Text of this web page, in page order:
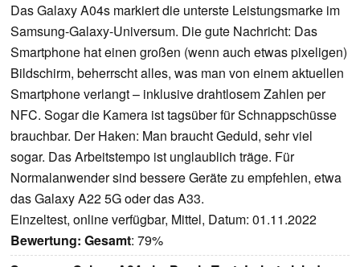
Das Galaxy A04s markiert die unterste Leistungsmarke im
Samsung-Galaxy-Universum. Die gute Nachricht: Das
Smartphone hat einen großen (wenn auch etwas pixeligen)
Bildschirm, beherrscht alles, was man von einem aktuellen
Smartphone verlangt – inklusive drahtlosem Zahlen per
NFC. Sogar die Kamera ist tagsüber für Schnappschüsse
brauchbar. Der Haken: Man braucht Geduld, sehr viel
sogar. Das Arbeitstempo ist unglaublich träge. Für
Normalanwender sind bessere Geräte zu empfehlen, etwa
das Galaxy A22 5G oder das A33.
Einzeltest, online verfügbar, Mittel, Datum: 01.11.2022
Bewertung: Gesamt: 79%